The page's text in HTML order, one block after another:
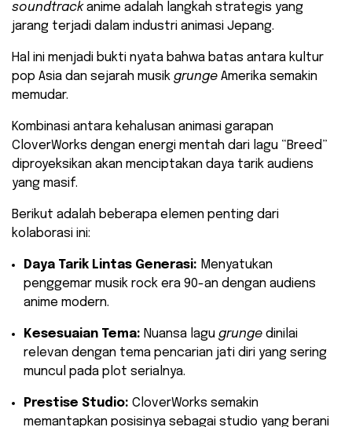
soundtrackanime adalah langkah strategis yang
jarang terjadi dalam industri animasi Jepang.
Hal ini menjadi bukti nyata bahwa batas antara kultur
pop Asia dan sejarah musik grunge Amerika semakin
memudar.
​Kombinasi antara kehalusan animasi garapan
CloverWorks dengan energi mentah dari lagu “Breed”
diproyeksikan akan menciptakan daya tarik audiens
yang masif.
Berikut adalah beberapa elemen penting dari
kolaborasi ini:
Daya Tarik Lintas Generasi: Menyatukan
penggemar musik rock era 90-an dengan audiens
anime modern.
Kesesuaian Tema: Nuansa lagu grunge dinilai
relevan dengan tema pencarian jati diri yang sering
muncul pada plot serialnya.
Prestise Studio: CloverWorks semakin
memantapkan posisinya sebagai studio yang berani